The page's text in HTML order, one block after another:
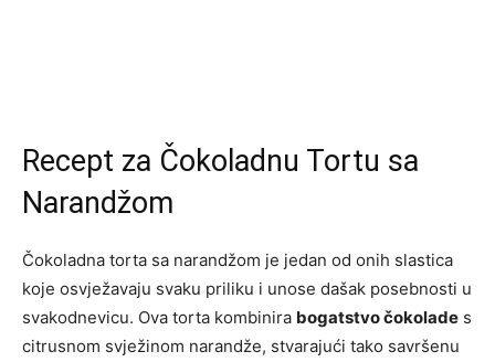
Recept za Čokoladnu Tortu sa
Narandžom
Čokoladna torta sa narandžom je jedan od onih slastica
koje osvježavaju svaku priliku i unose dašak posebnosti u
svakodnevicu. Ova torta kombinira bogatstvo čokolade s
citrusnom svježinom narandže, stvarajući tako savršenu